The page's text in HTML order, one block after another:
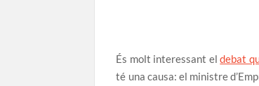
És molt interessant eldebat
té una causa: el ministre